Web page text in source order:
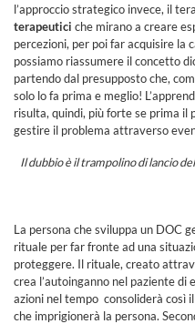
l’approccio strategico invece, il
terapeutici che mirano a creare
percezioni, per poi far acquisire la
possiamo riassumere il concetto
partendo dal presupposto che,
solo lo fa prima e meglio!
risulta, quindi, più forte se prima il
gestire il problema attraverso
Il dubbio è il trampolino di lancio
La persona che sviluppa un DOC
rituale per far fronte ad una
proteggere. Il rituale, creato
crea l’autoinganno nel paziente
azioni nel tempo consoliderà così
che imprigionerà la persona.